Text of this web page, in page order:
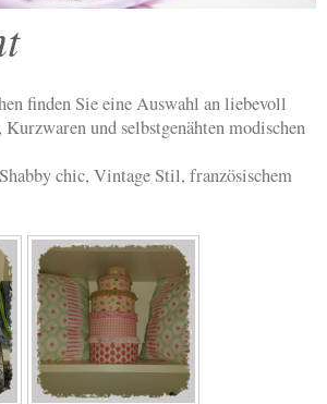
finden Sie eine Auswahl an liebevoll
Kurzwaren und selbstgenähten modischen
chic, Vintage Stil, französischem